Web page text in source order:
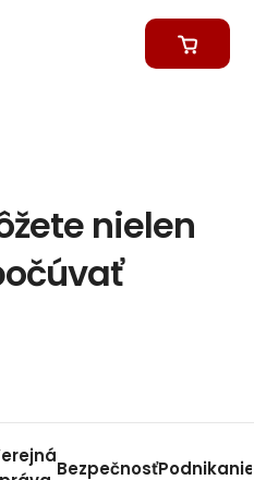
nielen
Bezpečnosť